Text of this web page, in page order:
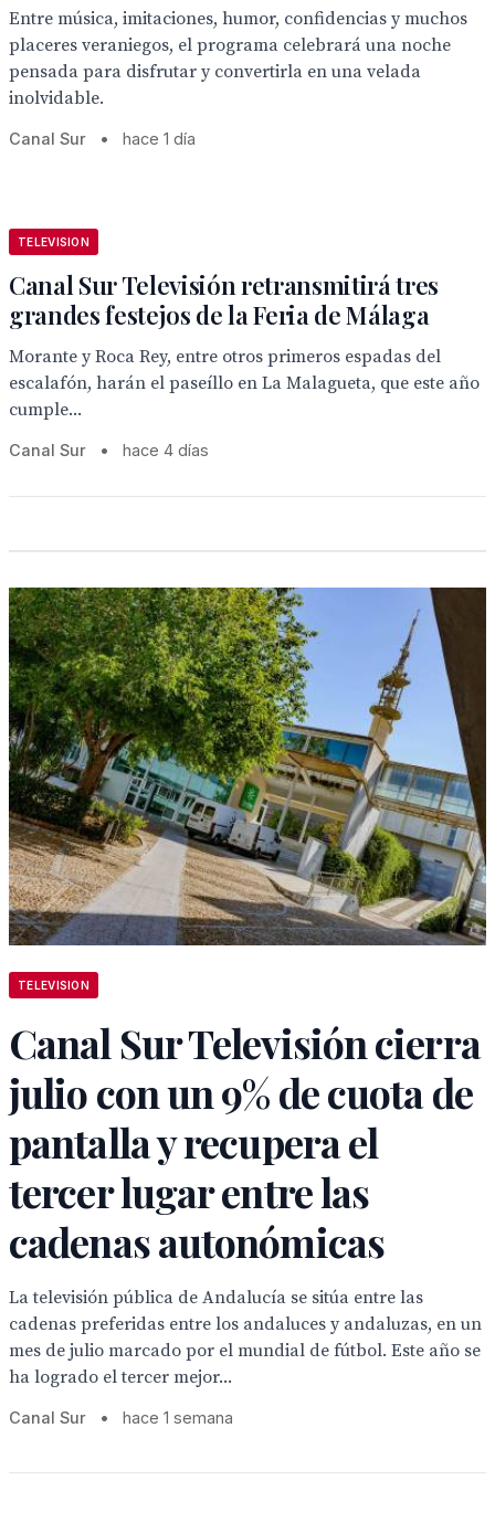
Entre música, imitaciones, humor, confidencias y muchos
placeres veraniegos, el programa celebrará una noche
pensada para disfrutar y convertirla en una velada
inolvidable.
Canal Sur • hace 1 día
TELEVISION
Canal Sur Televisión retransmitirá tres
grandes festejos de la Feria de Málaga
Morante y Roca Rey, entre otros primeros espadas del
escalafón, harán el paseíllo en La Malagueta, que este año
cumple...
Canal Sur • hace 4 días
TELEVISION
Canal Sur Televisión cierra
julio con un 9% de cuota de
pantalla y recupera el
tercer lugar entre las
cadenas autonómicas
La televisión pública de Andalucía se sitúa entre las
cadenas preferidas entre los andaluces y andaluzas, en un
mes de julio marcado por el mundial de fútbol. Este año se
ha logrado el tercer mejor...
Canal Sur • hace 1 semana